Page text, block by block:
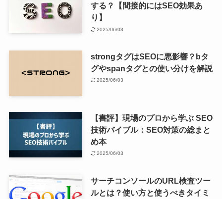
する？【間接的にはSEO効果あ
り】
2025/06/03
strongタグはSEOに悪影響？bタ
グやspanタグとの使い分けを解説
2025/06/03
【書評】現場のプロから学ぶ SEO
技術バイブル：SEO対策の総まと
め本
2025/06/03
サーチコンソールのURL検査ツー
ルとは？使い方と使うべきタイミ